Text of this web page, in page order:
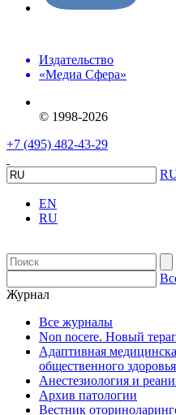
Издательство
«Медиа Сфера»
© 1998-2026
+7 (495) 482-43-29
EN
RU
Журнал
Все журналы
Non nocere. Новый
Адаптивная
общественного здоровья
Анестезиология и
Архив патологии
Вестник